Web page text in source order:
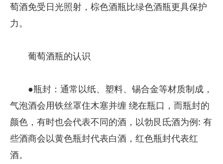
萄酒免受日光照射，棕色酒瓶比绿色酒瓶更具保护
力。
葡萄酒瓶的认识
●瓶封：通常以纸、塑料、锡合金等材质制成，
气泡酒会用铁丝罩住木塞并缠 绕在瓶口，而瓶封的
颜色，有时也会代表不同的酒，以勃艮氐酒为例: 有
些酒商会以黄色瓶封代表白酒，红色瓶封代表红
酒。